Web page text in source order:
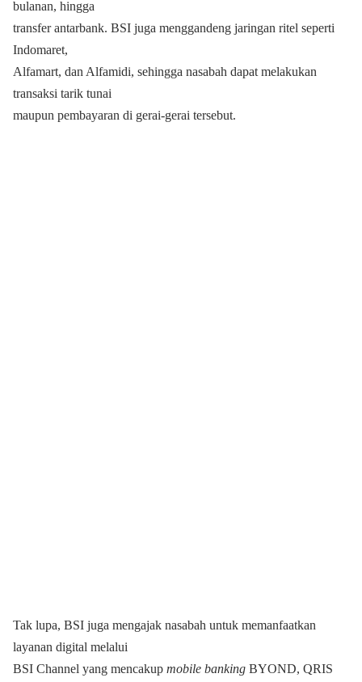
bulanan, hingga
transfer antarbank. BSI juga menggandeng jaringan ritel seperti
Indomaret,
Alfamart, dan Alfamidi, sehingga nasabah dapat melakukan
transaksi tarik tunai
maupun pembayaran di gerai-gerai tersebut.
Tak lupa, BSI juga mengajak nasabah untuk memanfaatkan
layanan digital melalui
BSI Channel yang mencakup mobile banking BYOND, QRIS